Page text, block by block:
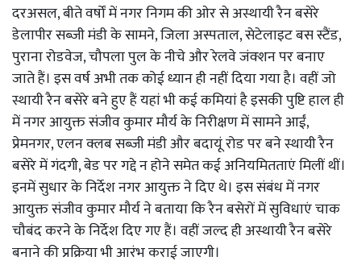
दरअसल, बीते वर्षों में नगर निगम की ओर से अस्थायी रैन बसेरे
डेलापीर सब्जी मंडी के सामने, जिला अस्पताल, सेटेलाइट बस स्टैंड,
पुराना रोडवेज, चौपला पुल के नीचे और रेलवे जंक्शन पर बनाए
जाते हैं। इस वर्ष अभी तक कोई ध्यान ही नहीं दिया गया है। वहीं जो
स्थायी रैन बसेरे बने हुए हैं यहां भी कई कमियां है इसकी पुष्टि हाल ही
में नगर आयुक्त संजीव कुमार मौर्य के निरीक्षण में सामने आईं,
प्रेमनगर, एलन क्लब सब्जी मंडी और बदायूं रोड पर बने स्थायी रैन
बसेरे में गंदगी, बेड पर गद्दे न होने समेत कई अनियमितताएं मिलीं थीं।
इनमें सुधार के निर्देश नगर आयुक्त ने दिए थे। इस संबंध में नगर
आयुक्त संजीव कुमार मौर्य ने बताया कि रैन बसेरों में सुविधाएं चाक
चौबंद करने के निर्देश दिए गए हैं। वहीं जल्द ही अस्थायी रैन बसेरे
बनाने की प्रक्रिया भी आरंभ कराई जाएगी।